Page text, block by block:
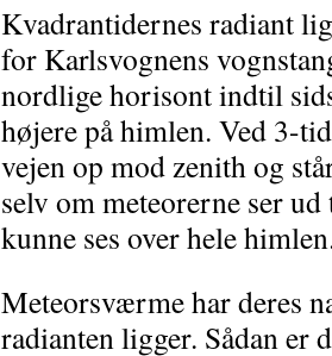
Kvadrantidernes radiant
for Karlsvognens
nordlige horisont indtil
højere på himlen. Ved 3-
vejen op mod zenith og
selv om meteorerne ser
kunne ses over hele
Meteorsværme har deres
radianten ligger. Sådan er